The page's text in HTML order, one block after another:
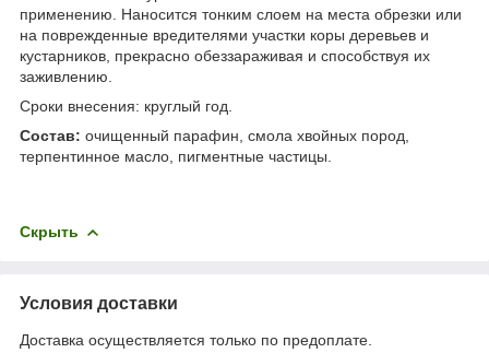
применению. Наносится тонким слоем на места обрезки или
на поврежденные вредителями участки коры деревьев и
кустарников, прекрасно обеззараживая и способствуя их
заживлению.
Сроки внесения: круглый год.
Состав: очищенный парафин, смола хвойных пород,
терпентинное масло, пигментные частицы.
Скрыть
Условия доставки
Доставка осуществляется только по предоплате.